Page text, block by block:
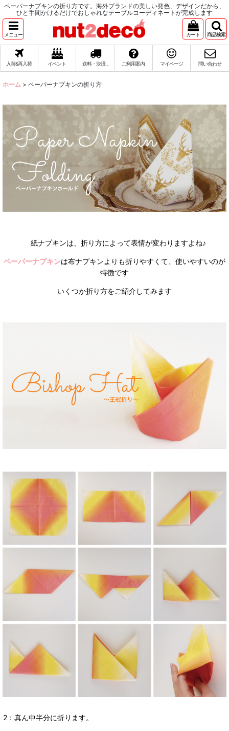
ペーパーナプキンの折り方です。海外ブランドの美しい発色、デザインだから、
ひと手間かけるだけでおしゃれなテーブルコーディネートが完成します
メニュー カート 商品検索
入荷&再入荷 イベント 送料・決済... ご利用案内 マイページ 問い合わせ
ホーム > ペーパーナプキンの折り方
紙ナプキンは、折り方によって表情が変わりますよね♪
ペーパーナプキンは布ナプキンよりも折りやすくて、使いやすいのが
特徴です
いくつか折り方をご紹介してみます
2：真ん中半分に折ります。